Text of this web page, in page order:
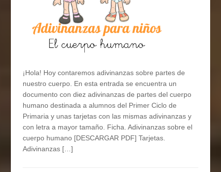
¡Hola! Hoy contaremos adivinanzas sobre partes de
nuestro cuerpo. En esta entrada se encuentra un
documento con diez adivinanzas de partes del cuerpo
humano destinada a alumnos del Primer Ciclo de
Primaria y unas tarjetas con las mismas adivinanzas y
con letra a mayor tamaño. Ficha. Adivinanzas sobre el
cuerpo humano [DESCARGAR PDF] Tarjetas.
Adivinanzas […]